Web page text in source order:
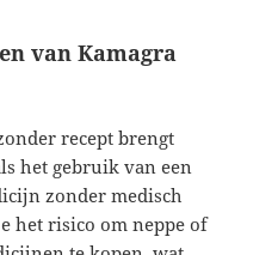
van Kamagra
recept brengt
het gebruik van een
zonder medisch
het risico om neppe of